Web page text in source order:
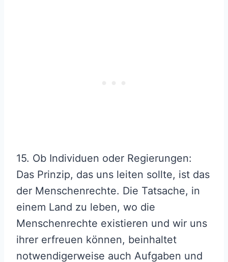
15. Ob Individuen oder Regierungen:
Das Prinzip, das uns leiten sollte, ist das
der Menschenrechte. Die Tatsache, in
einem Land zu leben, wo die
Menschenrechte existieren und wir uns
ihrer erfreuen können, beinhaltet
notwendigerweise auch Aufgaben und